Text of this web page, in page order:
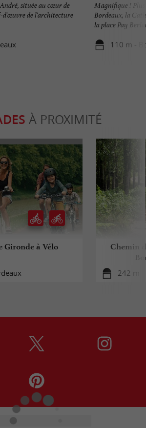
située au cœur de
d'œuvre de l'architecture
Magnifique !
Bordeaux, la
la place Pay
110 m -
À PROXIMITÉ
Gironde à Vélo
Chemin
242 m -